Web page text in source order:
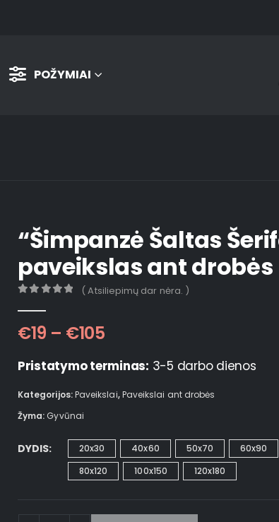
POŽYMIAI
“Šimpanzė Šaltas
paveikslas ant drobės
( Atsiliepimų dar nėra. )
€19 – €105
Pristatymo terminas: 3-5 darbo dienos
Kategorijos:Paveikslai,Paveikslai ant drobės
Žyma: Gyvūnai
DYDIS 20x30 40x60 50x70 60x90
80x120
100x150 120x180